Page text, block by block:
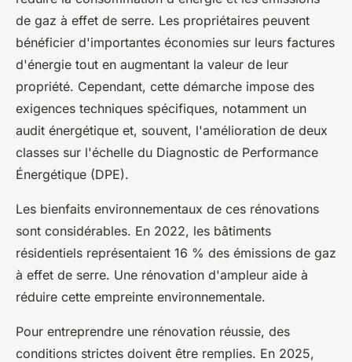
de gaz à effet de serre. Les propriétaires peuvent
bénéficier d'importantes économies sur leurs factures
d'énergie tout en augmentant la valeur de leur
propriété. Cependant, cette démarche impose des
exigences techniques spécifiques, notamment un
audit énergétique et, souvent, l'amélioration de deux
classes sur l'échelle du Diagnostic de Performance
Énergétique (DPE).
Les bienfaits environnementaux de ces rénovations
sont considérables. En 2022, les bâtiments
résidentiels représentaient 16 % des émissions de gaz
à effet de serre. Une rénovation d'ampleur aide à
réduire cette empreinte environnementale.
Pour entreprendre une rénovation réussie, des
conditions strictes doivent être remplies. En 2025,